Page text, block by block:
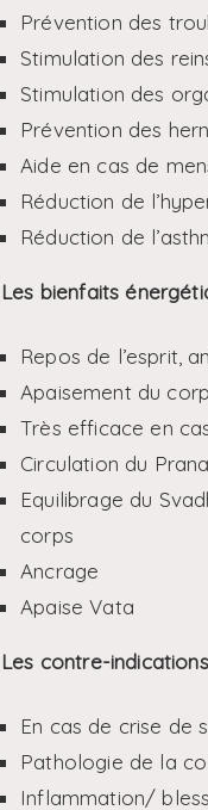
Prévention des
Stimulation des
Stimulation des
Prévention des
Aide en cas de
Réduction de
Réduction de
Les bienfaits
Repos de l’esprit,
Apaisement du
Très efficace en
Circulation du
Equilibrage du
corps
Ancrage
Apaise Vata
Les contre-indications
En cas de crise de
Pathologie de la
Inflammation/